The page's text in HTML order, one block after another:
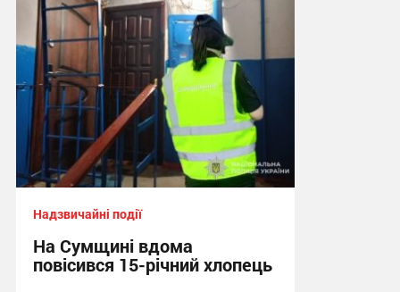
Надзвичайні події
На Сумщині вдома
повісився 15-річний хлопець